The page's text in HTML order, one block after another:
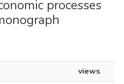
processes
views